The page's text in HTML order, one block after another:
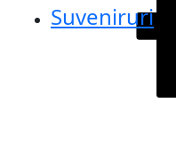
Suveniruri